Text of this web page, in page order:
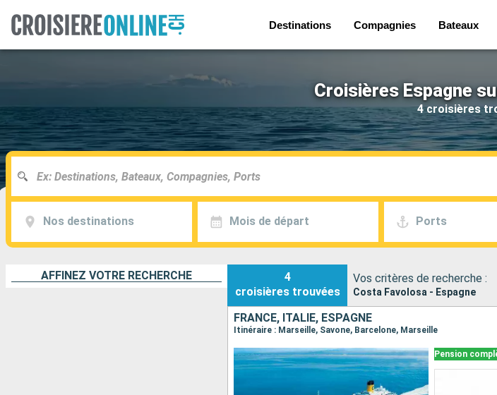
Destinations Compagnies Bateaux
Croisières Espagne
4 croisières
Nos destinations Mois de départ Ports
AFFINEZ VOTRE RECHERCHE
4
croisières trouvées
Vos critères de recherche :
Costa Favolosa - Espagne
FRANCE, ITALIE, ESPAGNE
Itinéraire : Marseille, Savone, Barcelone, Marseille
Pension